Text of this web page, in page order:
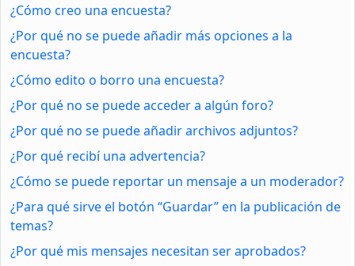
¿Cómo creo una encuesta?
¿Por qué no se puede añadir más opciones a la
encuesta?
¿Cómo edito o borro una encuesta?
¿Por qué no se puede acceder a algún foro?
¿Por qué no se puede añadir archivos adjuntos?
¿Por qué recibí una advertencia?
¿Cómo se puede reportar un mensaje a un moderador?
¿Para qué sirve el botón “Guardar” en la publicación de
temas?
¿Por qué mis mensajes necesitan ser aprobados?